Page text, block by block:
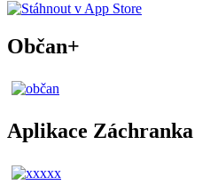
Občan+
Aplikace Záchranka